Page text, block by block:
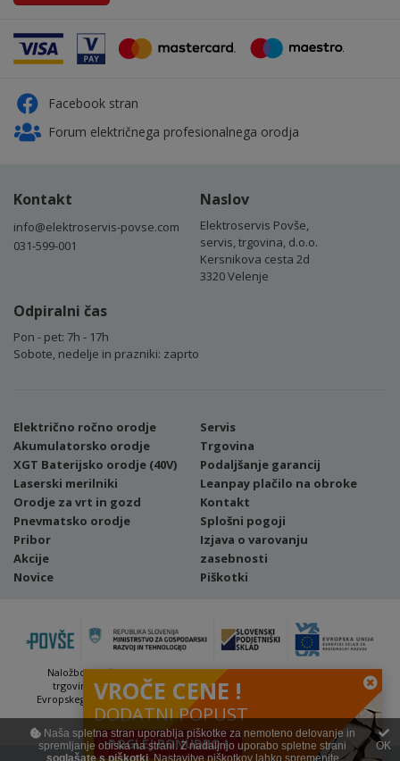
Facebook stran
Forum električnega profesionalnega orodja
Kontakt
info@elektroservis-povse.com
031-599-001
Naslov
Elektroservis Povše,
servis, trgovina, d.o.o.
Kersnikova cesta 2d
3320 Velenje
Odpiralni čas
Pon - pet: 7h - 17h
Sobote, nedelje in prazniki: zaprto
Električno ročno orodje
Akumulatorsko orodje
XGT Baterijsko orodje (40V)
Laserski merilniki
Orodje za vrt in gozd
Pnevmatsko orodje
Pribor
Akcije
Novice
Servis
Trgovina
Podaljšanje garancij
Leanpay plačilo na obroke
Kontakt
Splošni pogoji
Izjava o varovanju
zasebnosti
Piškotki
Naložbo (Vavčer za digitalni marketing - spletna stran ter spletna
trgovina) sofinancirata Republika Slovenija in Evropska unija iz
Evropskega sklada za regionalni razvoj. Sofinanciranje se je pridobilo
preko Vavčerja za digitalni marketing.
VROČE CENE !
DODATNI POPUST
POGLEJ PONUDBO !
Naša spletna stran uporablja piškotke za nemoteno delovanje in
spremljanje obiska na strani. Z nadaljnjo uporabo spletne strani
soglašate s piškotki. Nastavitve piškotkov lahko spremenite
OK